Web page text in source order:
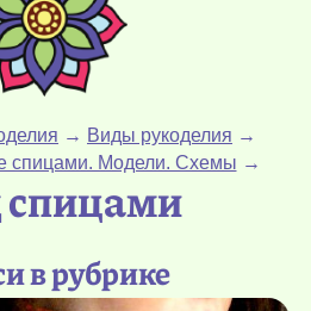
→ Виды рукоделия →
спицами. Модели. Схемы →
спицами
в рубрике